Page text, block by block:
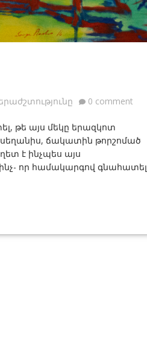
0 comment
թե այս մեկը երազկոտ
սեղանիս, ճակատին թորշոմած
է ինչպես այս
որ համակարգով գնահատել